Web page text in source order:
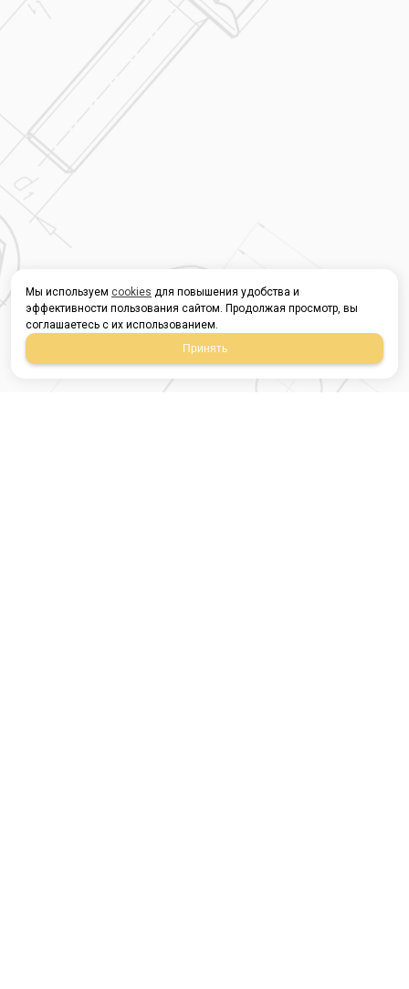
Мы используем cookies для повышения удобства и
эффективности пользования сайтом. Продолжая просмотр, вы
соглашаетесь с их использованием.
Принять